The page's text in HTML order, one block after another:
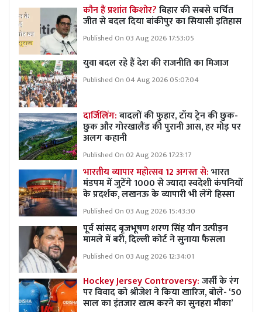
कौन हैं प्रशांत किशोर?बिहार की सबसे चर्चित
जीत से बदल दिया बांकीपुर का सियासी इतिहास
Published On 03 Aug 2026 17:53:05
युवा बदल रहे हैं देश की राजनीति का मिजाज
Published On 04 Aug 2026 05:07:04
दार्जिलिंग:बादलों की फुहार, टॉय ट्रेन की छुक-
छुक और गोरखालैंड की पुरानी आस, हर मोड़ पर
अलग कहानी
Published On 02 Aug 2026 17:23:17
भारतीय व्यापार महोत्सव 12 अगस्त से:भारत
मंडपम में जुटेंगे 1000 से ज्यादा स्वदेशी कंपनियों
के प्रदर्शक, लखनऊ के व्यापारी भी लेंगे हिस्सा
Published On 03 Aug 2026 15:43:30
पूर्व सांसद बृजभूषण शरण सिंह यौन उत्पीड़न
मामले में बरी, दिल्ली कोर्ट ने सुनाया फैसला
Published On 03 Aug 2026 12:34:01
Hockey Jersey Controversy:जर्सी के रंग
पर विवाद को श्रीजेश ने किया खारिज, बोले- ‘50
साल का इंतजार खत्म करने का सुनहरा मौका’